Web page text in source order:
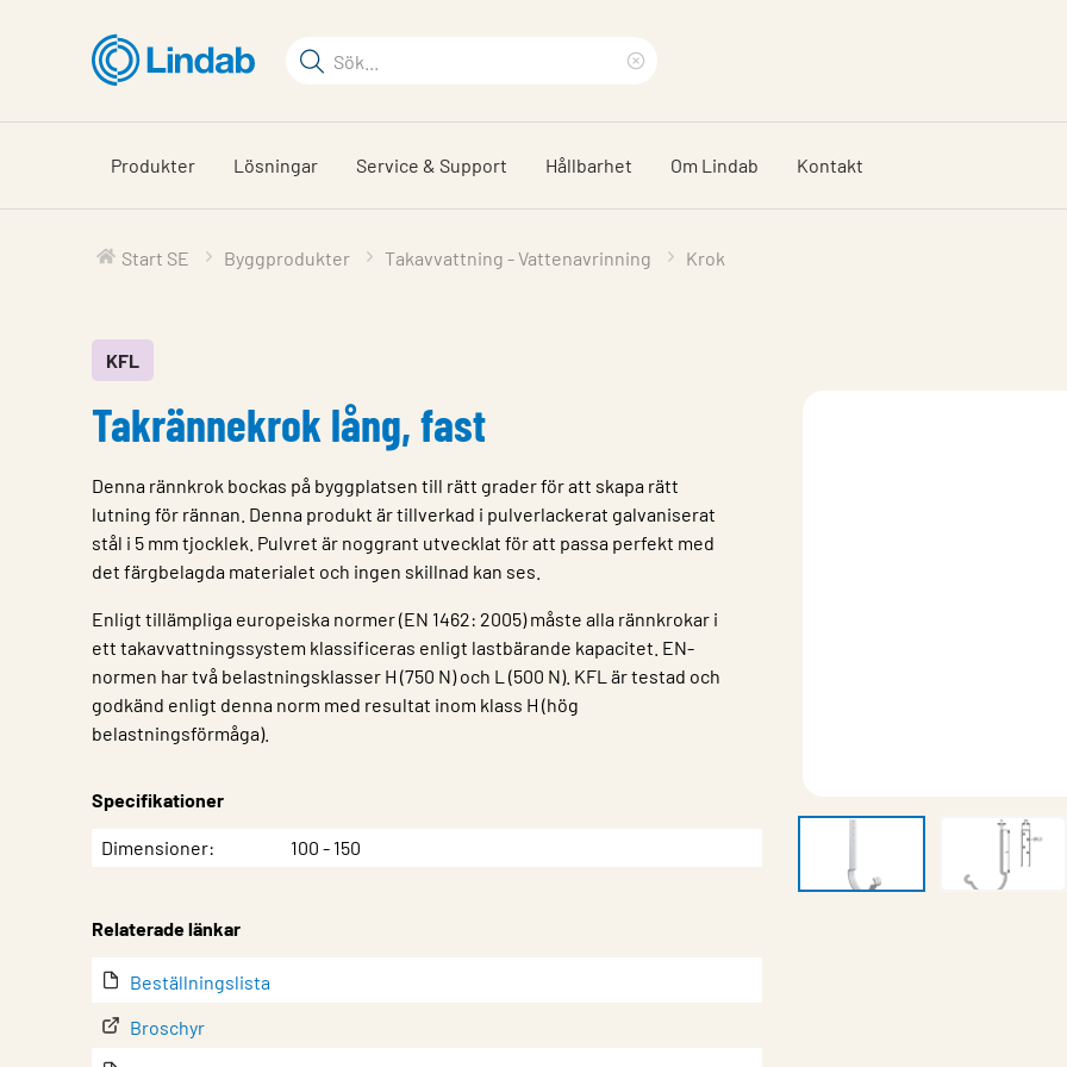
huvudinnehållet
Sökord
på
sajten
sökfras
Produkter Lösningar Service & Support Hållbarhet Om Lindab Kontakt
Start SE Byggprodukter Takavvattning - Vattenavrinning Krok
KFL
Takrännekrok lång, fast
Denna rännkrok bockas på byggplatsen till rätt grader för att skapa rätt
lutning för rännan. Denna produkt är tillverkad i pulverlackerat galvaniserat
stål i 5 mm tjocklek. Pulvret är noggrant utvecklat för att passa perfekt med
det färgbelagda materialet och ingen skillnad kan ses.
Enligt tillämpliga europeiska normer (EN 1462: 2005) måste alla rännkrokar i
ett takavvattningssystem klassificeras enligt lastbärande kapacitet. EN-
normen har två belastningsklasser H (750 N) och L (500 N). KFL är testad och
godkänd enligt denna norm med resultat inom klass H (hög
belastningsförmåga).
Specifikationer
EgenskapVärde
Dimensioner 100 - 150
Relaterade länkar
Beställningslista
Broschyr